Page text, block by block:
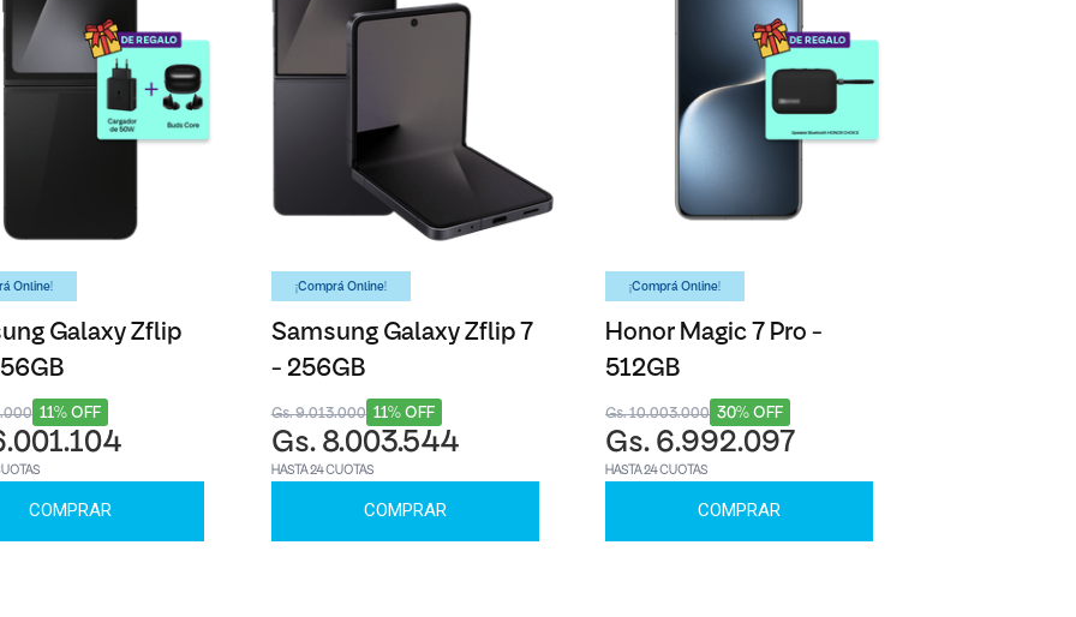
Online!
Galaxy Zflip
11% OFF
COMPRAR
¡Comprá Online!
Samsung Galaxy Zflip 7
- 256GB
11% OFF
Gs. 9.013.000
Gs. 8.003.544
HASTA 24 CUOTAS
COMPRAR
¡Comprá Online!
Honor Magic 7 Pro -
512GB
30% OFF
Gs. 10.003.000
Gs. 6.992.097
HASTA 24 CUOTAS
COMPRAR